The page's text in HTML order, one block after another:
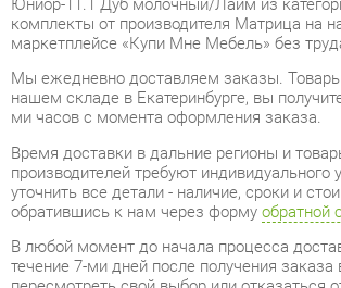
Мы ежедневно доставляем заказы. Товары,
нашем складе в Екатеринбурге, вы получите
ми часов с момента оформления заказа.
Время доставки в дальние регионы и товары
производителей требуют индивидуального
уточнить все детали - наличие, сроки и
В любой момент до начала процесса
течение 7-ми дней после получения заказа
пересмотреть свой выбор или отказаться от
Несмотря на надежную упаковку, Готовые
быть повреждены при транспортировке. Если
дефект при приёме товара - мы обязательно